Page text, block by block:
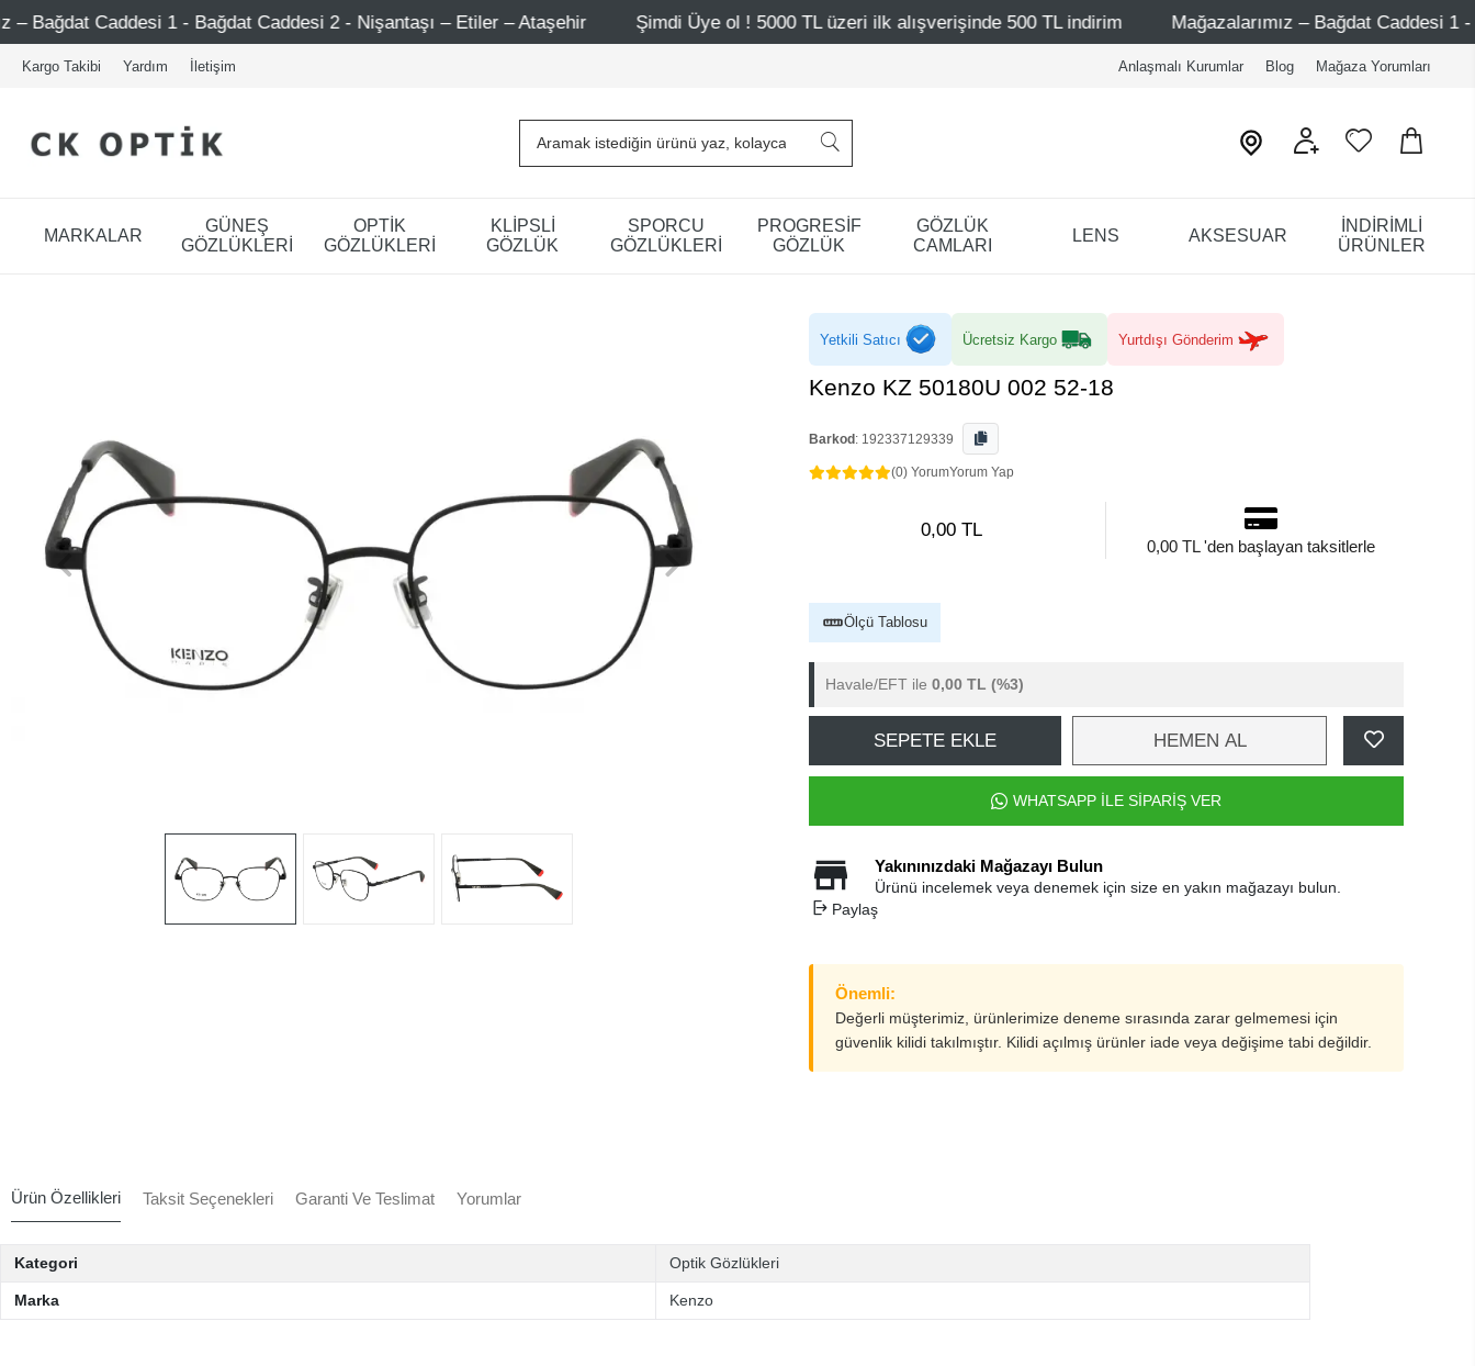
1 - Bağdat Caddesi 2 - Nişantaşı – Etiler – Ataşehir Şimdi Üye ol ! 5000 TL üzeri ilk alışverişinde 500 TL indirim Mağazalarımız – Bağdat Caddesi 1 - Bağdat
Kargo Takibi Yardım İletişim Anlaşmalı Kurumlar Blog Mağaza Yorumları
MARKALAR
GÜNEŞ
GÖZLÜKLERİ
OPTİK
GÖZLÜKLERİ
KLİPSLİ
GÖZLÜK
SPORCU
GÖZLÜKLERİ
PROGRESİF
GÖZLÜK
GÖZLÜK
CAMLARI
LENS AKSESUAR
İNDİRİMLİ
ÜRÜNLER
Yetkili Satıcı Ücretsiz Kargo Yurtdışı Gönderim
Kenzo KZ 50180U 002 52-18
Barkod : 192337129339
(0) YorumYorum Yap
0,00 TL
0,00 TL 'den başlayan taksitlerle
Ölçü Tablosu
Havale/EFT ile 0,00 TL (%3)
SEPETE EKLE HEMEN AL
WHATSAPP İLE SİPARİŞ VER
Yakınınızdaki Mağazayı Bulun
Ürünü incelemek veya denemek için size en yakın mağazayı bulun.
Paylaş
Önemli:
Değerli müşterimiz, ürünlerimize deneme sırasında zarar gelmemesi için
güvenlik kilidi takılmıştır. Kilidi açılmış ürünler iade veya değişime tabi değildir.
Ürün Özellikleri Taksit Seçenekleri Garanti Ve Teslimat Yorumlar
Kategori Optik Gözlükleri
Marka Kenzo